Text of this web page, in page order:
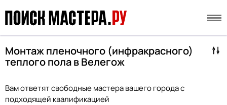
Монтаж пленочного (инфракрасного)
теплого пола в Велегож
Вам ответят свободные мастера вашего города с
подходящей квалификацией